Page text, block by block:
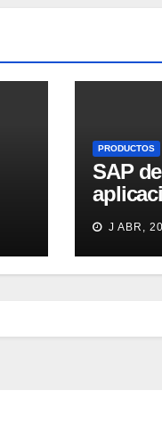
PRODUCTOS
SAP
J ABR,